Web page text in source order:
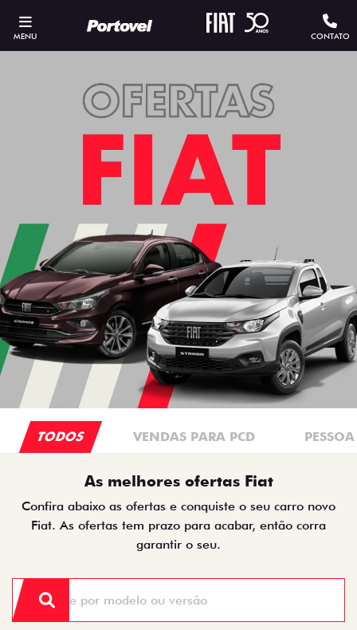
MENU CONTATO
TODOS VENDAS PARA PCD
As melhores ofertas Fiat
Confira abaixo as ofertas e conquiste o seu carro novo
Fiat. As ofertas tem prazo para acabar, então corra
garantir o seu.